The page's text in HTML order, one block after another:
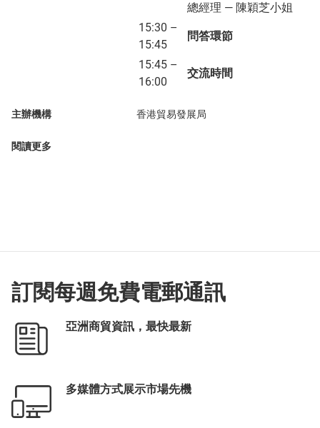
總經理 — 陳穎芝小姐
15:30 –
15:45
問答環節
15:45 –
16:00
交流時間
主辦機構 香港貿易發展局
閱讀更多
訂閱每週免費電郵通訊
亞洲商貿資訊，最快最新
多媒體方式展示市場先機